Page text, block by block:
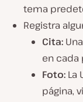
tema
Registra
Cita:
en cada
Foto: La
página,